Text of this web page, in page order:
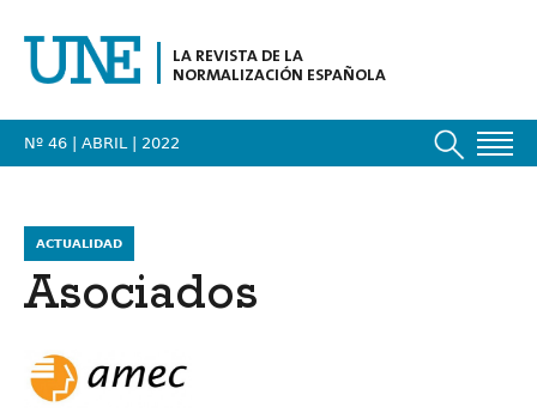
LA REVISTA DE LA
NORMALIZACIÓN ESPAÑOLA
Nº 46 | ABRIL| 2022
ACTUALIDAD
Asociados